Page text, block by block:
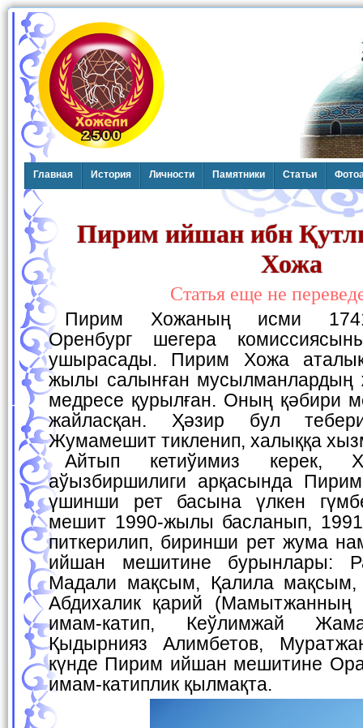
Главная История Личности Памятники Статьи
Пирим ийшан ибн
Хожа
Статья еще не
Пирим Хожаның исми 1741-1744-жыллардағы
Оренбург шегера
ушырасады. Пирим Хожа
жылы салынған мусылманлардың
медресе қурылған. Оның қәбири
жайласқан. Ҳәзир бул
Жумамешит тикленип, халыққа
Айтып кетиўимиз керек, Хожели халқының
аўызбиршилиги арқасында
үшинши рет басына үлкен
мешит 1990-жылы басланып,
питкерилип, биринши рет жума
ийшан мешитине бурынлары:
Мадали мақсым, Қалила
Абдихалик қарий (Мамытжанның
имам-катип, Кеўлимжай
Қыдырнияз Алимбетов,
күнде Пирим ийшан мешитине
имам-катиплик қылмақта.